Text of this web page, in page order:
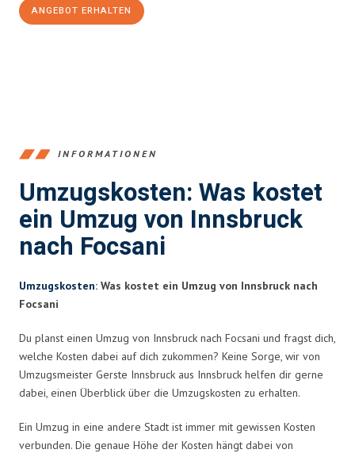
ANGEBOT ERHALTEN
INFORMATIONEN
Umzugskosten: Was kostet
ein Umzug von Innsbruck
nach Focsani
Umzugskosten: Was kostet ein Umzug von Innsbruck nach
Focsani
Du planst einen Umzug von Innsbruck nach Focsani und fragst dich,
welche Kosten dabei auf dich zukommen? Keine Sorge, wir von
Umzugsmeister Gerste Innsbruck aus Innsbruck helfen dir gerne
dabei, einen Überblick über die Umzugskosten zu erhalten.
Ein Umzug in eine andere Stadt ist immer mit gewissen Kosten
verbunden. Die genaue Höhe der Kosten hängt dabei von